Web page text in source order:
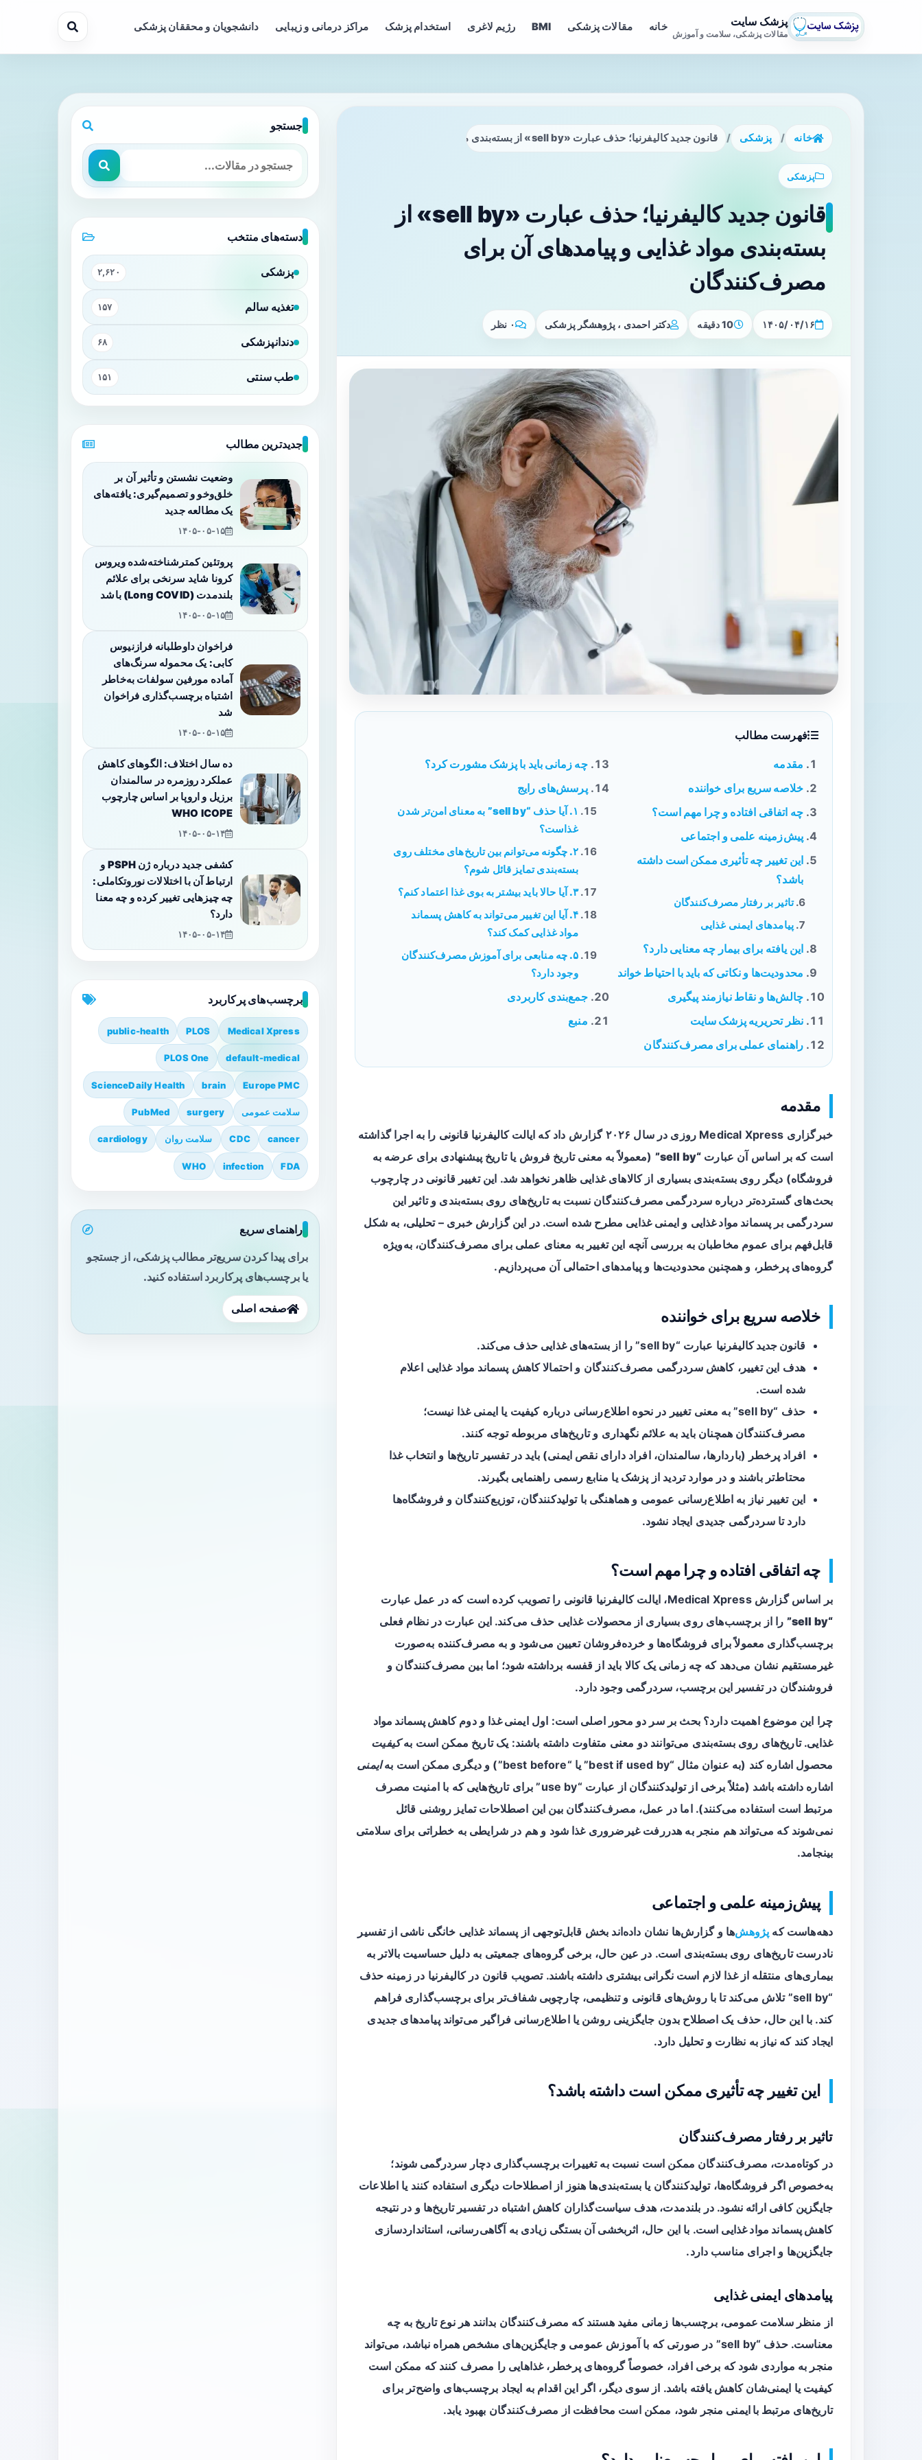
پزشک سایت
مقالات پزشکی، سلامت و آموزش
خانه مقالات پزشکی BMI رژیم لاغری استخدام پزشک مراکز درمانی و زیبایی دانشجویان و محققان پزشکی
خانه / پزشکی / قانون جدید کالیفرنیا؛ حذف عبارت «sell by» از بسته‌بندی مواد غذایی و پیامدهای آن برای مصرف‌کنندگان
پزشکی
قانون جدید کالیفرنیا؛ حذف عبارت «sell by» از
بسته‌بندی مواد غذایی و پیامدهای آن برای
مصرف‌کنندگان
۱۴۰۵/۰۴/۱۶ 10 دقیقه دکتر احمدی ، پژوهشگر پزشکی ۰ نظر
فهرست مطالب
مقدمه
خلاصه سریع برای خواننده
چه اتفاقی افتاده و چرا مهم است؟
پیش‌زمینه علمی و اجتماعی
این تغییر چه تأثیری ممکن است داشته
باشد؟
تاثیر بر رفتار مصرف‌کنندگان
پیامدهای ایمنی غذایی
این یافته برای بیمار چه معنایی دارد؟
محدودیت‌ها و نکاتی که باید با احتیاط خواند
چالش‌ها و نقاط نیازمند پیگیری
نظر تحریریه پزشک سایت
راهنمای عملی برای مصرف‌کنندگان
چه زمانی باید با پزشک مشورت کرد؟
پرسش‌های رایج
۱. آیا حذف “sell by” به معنای امن‌تر شدن
غذاست؟
۲. چگونه می‌توانم بین تاریخ‌های مختلف روی
بسته‌بندی تمایز قائل شوم؟
۳. آیا حالا باید بیشتر به بوی غذا اعتماد کنم؟
۴. آیا این تغییر می‌تواند به کاهش پسماند
مواد غذایی کمک کند؟
۵. چه منابعی برای آموزش مصرف‌کنندگان
وجود دارد؟
جمع‌بندی کاربردی
منبع
مقدمه
خبرگزاری Medical Xpress روزی در سال ۲۰۲۶ گزارش داد که ایالت کالیفرنیا قانونی را به اجرا گذاشته
است که بر اساس آن عبارت “sell by”
(معمولاً به معنی تاریخ فروش یا تاریخ پیشنهادی برای عرضه به
فروشگاه) دیگر روی بسته‌بندی بسیاری از کالاهای غذایی ظاهر نخواهد شد. این تغییر قانونی در چارچوب
بحث‌های گسترده‌تر درباره سردرگمی مصرف‌کنندگان نسبت به تاریخ‌های روی بسته‌بندی و تاثیر این
سردرگمی بر پسماند مواد غذایی و ایمنی غذایی مطرح شده است. در این گزارش خبری – تحلیلی، به شکل
قابل‌فهم برای عموم مخاطبان به بررسی آنچه این تغییر به معنای عملی برای مصرف‌کنندگان، به‌ویژه
گروه‌های پرخطر، و همچنین محدودیت‌ها و پیامدهای احتمالی آن می‌پردازیم.
خلاصه سریع برای خواننده
قانون جدید کالیفرنیا عبارت “sell by” را از بسته‌های غذایی حذف می‌کند.
هدف این تغییر، کاهش سردرگمی مصرف‌کنندگان و احتمالا کاهش پسماند مواد غذایی اعلام
شده است.
حذف “sell by” به معنی تغییر در نحوه اطلاع‌رسانی درباره
کیفیت یا ایمنی غذا نیست؛
مصرف‌کنندگان همچنان باید به علائم نگهداری و تاریخ‌های مربوطه توجه کنند.
افراد پرخطر (باردارها، سالمندان، افراد دارای نقص ایمنی) باید در تفسیر تاریخ‌ها و انتخاب غذا
محتاط‌تر باشند و در موارد تردید از پزشک یا منابع رسمی راهنمایی بگیرند.
این تغییر نیاز به اطلاع‌رسانی عمومی و هماهنگی با تولیدکنندگان، توزیع‌کنندگان و فروشگاه‌ها
دارد تا سردرگمی جدیدی ایجاد نشود.
چه اتفاقی افتاده و چرا مهم است؟
بر اساس گزارش Medical Xpress، ایالت کالیفرنیا قانونی را تصویب کرده است که در عمل عبارت
“sell by”
را از برچسب‌های روی بسیاری از محصولات غذایی حذف می‌کند. این عبارت در نظام فعلی
برچسب‌گذاری معمولاً برای فروشگاه‌ها و خرده‌فروشان تعیین می‌شود و به مصرف‌کننده به‌صورت
غیرمستقیم نشان می‌دهد که چه زمانی یک کالا باید از قفسه برداشته شود؛ اما بین مصرف‌کنندگان و
فروشندگان در تفسیر این برچسب، سردرگمی وجود دارد.
چرا این موضوع اهمیت دارد؟ بحث بر سر دو محور اصلی است: اولایمنی غذا و دومکاهش پسماند مواد
غذایی. تاریخ‌های روی بسته‌بندی می‌توانند دو معنی متفاوت داشته باشند: یک تاریخ ممکن است بهکیفیت
محصول اشاره کند (به عنوان مثال “best if used by” یا “best before”) و دیگری ممکن است به
ایمنی
اشاره داشته باشد (مثلاً برخی از تولیدکنندگان از عبارت “use by” برای تاریخ‌هایی که با امنیت مصرف
مرتبط است استفاده می‌کنند). اما در عمل، مصرف‌کنندگان بین این اصطلاحات تمایز روشنی قائل
نمی‌شوند که می‌تواند هم منجر به هدررفت غیرضروری غذا شود و هم در شرایطی به خطراتی برای سلامتی
بینجامد.
پیش‌زمینه علمی و اجتماعی
دهه‌هاست که پژوهش‌ها و گزارش‌ها نشان داده‌اند بخش قابل‌توجهی از پسماند غذایی خانگی ناشی از تفسیر
نادرست تاریخ‌های روی بسته‌بندی است. در عین حال، برخی گروه‌های جمعیتی به دلیل حساسیت بالاتر به
بیماری‌های منتقله از غذا لازم است نگرانی بیشتری داشته باشند. تصویب قانون در کالیفرنیا در زمینه حذف
“sell by” تلاش می‌کند تا با روش‌های قانونی و تنظیمی، چارچوبی شفاف‌تر برای برچسب‌گذاری فراهم
کند. با این حال، حذف یک اصطلاح بدون جایگزینی روشن یا اطلاع‌رسانی فراگیر می‌تواند پیامدهای جدیدی
ایجاد کند که نیاز به نظارت و تحلیل دارد.
این تغییر چه تأثیری ممکن است داشته باشد؟
تاثیر بر رفتار مصرف‌کنندگان
در کوتاه‌مدت، مصرف‌کنندگان ممکن است نسبت به تغییرات برچسب‌گذاری دچار سردرگمی شوند؛
به‌خصوص اگر فروشگاه‌ها، تولیدکنندگان یا بسته‌بندی‌ها هنوز از اصطلاحات دیگری استفاده کنند یا اطلاعات
جایگزین کافی ارائه نشود. در بلندمدت، هدف سیاست‌گذاران کاهش اشتباه در تفسیر تاریخ‌ها و در نتیجه
کاهش پسماند مواد غذایی است. با این حال، اثربخشی آن بستگی زیادی به آگاهی‌رسانی، استانداردسازی
جایگزین‌ها و اجرای مناسب دارد.
پیامدهای ایمنی غذایی
از منظرسلامت عمومی، برچسب‌ها زمانی مفید هستند که مصرف‌کنندگان بدانند هر نوع تاریخ به چه
معناست. حذف “sell by” در صورتی که با آموزش عمومی و جایگزین‌های مشخص همراه نباشد، می‌تواند
منجر به مواردی شود که برخی افراد، خصوصاً گروه‌های پرخطر، غذاهایی را مصرف کنند که ممکن است
کیفیت یا ایمنی‌شان کاهش یافته باشد. از سوی دیگر، اگر این اقدام به ایجاد برچسب‌های واضح‌تر برای
تاریخ‌های مرتبط با ایمنی منجر شود، ممکن است محافظت از مصرف‌کنندگان بهبود یابد.
جستجو
دسته‌های منتخب
پزشکی ۲,۶۲۰
تغذیه سالم ۱۵۷
دندانپزشکی ۶۸
طب سنتی ۱۵۱
جدیدترین مطالب
وضعیت نشستن و تأثیر آن بر
خلق‌وخو و تصمیم‌گیری: یافته‌های
یک مطالعه جدید
۱۴۰۵-۰۵-۱۵
پروتئین کمترشناخته‌شده ویروس
کرونا شاید سرنخی برای علائم
بلندمدت (Long COVID) باشد
۱۴۰۵-۰۵-۱۵
فراخوان داوطلبانه فرازنیوس
کابی: یک محموله سرنگ‌های
آماده مورفین سولفات به‌خاطر
اشتباه برچسب‌گذاری فراخوان
شد
۱۴۰۵-۰۵-۱۵
ده سال اختلاف: الگوهای کاهش
عملکرد روزمره در سالمندان
برزیل و اروپا بر اساس چارچوب
WHO ICOPE
۱۴۰۵-۰۵-۱۴
کشفی جدید درباره ژن PSPH و
ارتباط آن با اختلالات نوروتکاملی:
چه چیزهایی تغییر کرده و چه معنا
دارد؟
۱۴۰۵-۰۵-۱۴
برچسب‌های پرکاربرد
Medical Xpress
PLOS
public-health
default-medical
PLOS One
Europe PMC
brain
ScienceDaily Health
سلامت عمومی surgery
PubMed
cancer
CDC سلامت روان cardiology
FDA
infection
WHO
راهنمای سریع
برای پیدا کردن سریع‌تر مطالب پزشکی، از جستجو
یا برچسب‌های پرکاربرد استفاده کنید.
صفحه اصلی